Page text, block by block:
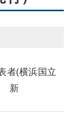
者(横浜国立
新